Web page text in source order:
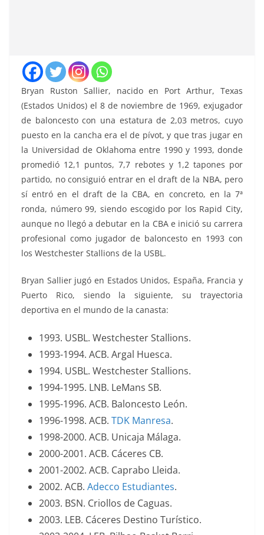
Bryan Ruston Sallier, nacido en Port Arthur, Texas
(Estados Unidos) el 8 de noviembre de 1969, exjugador
de baloncesto con una estatura de 2,03 metros, cuyo
puesto en la cancha era el de pívot, y que tras jugar en
la Universidad de Oklahoma entre 1990 y 1993, donde
promedió 12,1 puntos, 7,7 rebotes y 1,2 tapones por
partido, no consiguió entrar en el draft de la NBA, pero
sí entró en el draft de la CBA, en concreto, en la 7ª
ronda, número 99, siendo escogido por los Rapid City,
aunque no llegó a debutar en la CBA e inició su carrera
profesional como jugador de baloncesto en 1993 con
los Westchester Stallions de la USBL.
Bryan Sallier jugó en Estados Unidos, España, Francia y
Puerto Rico, siendo la siguiente, su trayectoria
deportiva en el mundo de la canasta:
1993. USBL. Westchester Stallions.
1993-1994. ACB. Argal Huesca.
1994. USBL. Westchester Stallions.
1994-1995. LNB. LeMans SB.
1995-1996. ACB. Baloncesto León.
1996-1998. ACB. TDK Manresa.
1998-2000. ACB. Unicaja Málaga.
2000-2001. ACB. Cáceres CB.
2001-2002. ACB. Caprabo Lleida.
2002. ACB. Adecco Estudiantes.
2003. BSN. Criollos de Caguas.
2003. LEB. Cáceres Destino Turístico.